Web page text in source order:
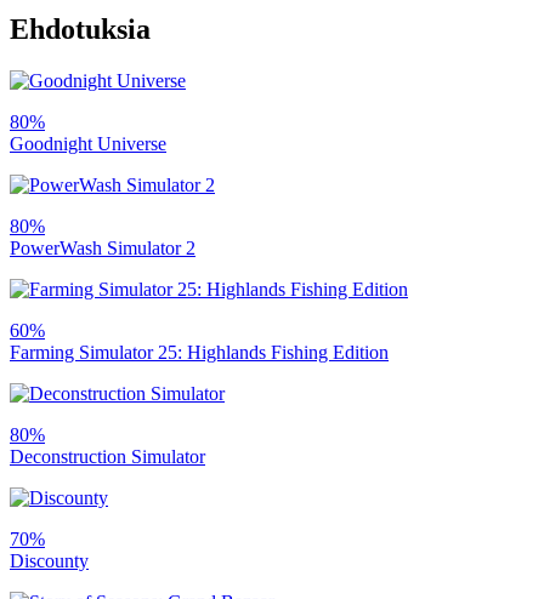
Ehdotuksia
80%
Goodnight Universe
80%
PowerWash Simulator 2
60%
Farming Simulator 25: Highlands Fishing Edition
80%
Deconstruction Simulator
70%
Discounty